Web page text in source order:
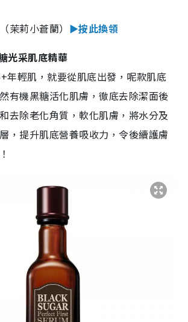
茉莉小蒼蘭） ►按此換領
光采肌底精華
年輕肌，就要從肌底出發，呢款肌底
有機黑糖活化肌膚，徹底去除潔面後
去除老化角質，軟化肌膚，將水分及
，提升肌底營養吸收力，令後續護膚